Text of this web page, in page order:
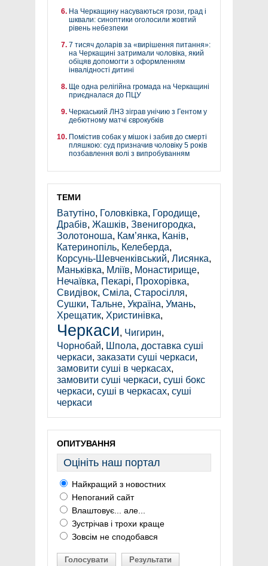
На Черкащину насуваються грози, град і
шквали: синоптики оголосили жовтий
рівень небезпеки
7 тисяч доларів за «вирішення питання»:
на Черкащині затримали чоловіка, який
обіцяв допомогти з оформленням
інвалідності дитині
Ще одна релігійна громада на Черкащині
приєдналася до ПЦУ
Черкаський ЛНЗ зіграв унічию з Гентом у
дебютному матчі єврокубків
Помістив собак у мішок і забив до смерті
пляшкою: суд призначив чоловіку 5 років
позбавлення волі з випробуванням
ТЕМИ
Ватутіно, Головківка, Городище,
Драбів, Жашків, Звенигородка,
Золотоноша, Кам’янка, Канів,
Катеринопіль, Келеберда,
Корсунь-Шевченківський, Лисянка,
Маньківка, Мліїв, Монастирище,
Нечаївка, Пекарі, Прохорівка,
Свидівок, Сміла, Старосілля,
Сушки, Тальне, Україна, Умань,
Хрещатик, Христинівка,
Черкаси, Чигирин,
Чорнобай, Шпола, доставка суші
черкаси, заказати суші черкаси,
замовити суші в черкасах,
замовити суші черкаси, суші бокс
черкаси, суші в черкасах, суші
черкаси
ОПИТУВАННЯ
Оцініть наш портал
Найкращий з новостних
Непоганий сайт
Влаштовує... але...
Зустрічав і трохи краще
Зовсім не сподобався
Голосувати Результати